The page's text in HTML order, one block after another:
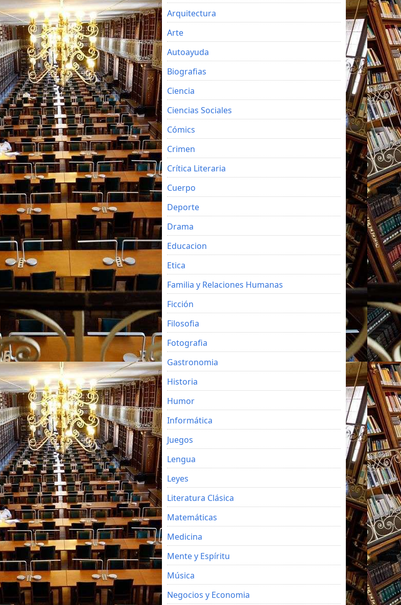
Arquitectura
Arte
Autoayuda
Biografias
Ciencia
Ciencias Sociales
Cómics
Crimen
Crítica Literaria
Cuerpo
Deporte
Drama
Educacion
Etica
Familia y Relaciones Humanas
Ficción
Filosofia
Fotografia
Gastronomia
Historia
Humor
Informática
Juegos
Lengua
Leyes
Literatura Clásica
Matemáticas
Medicina
Mente y Espíritu
Música
Negocios y Economia